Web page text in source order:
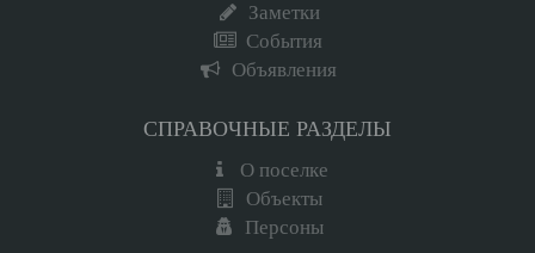
Заметки
События
Объявления
СПРАВОЧНЫЕ РАЗДЕЛЫ
О поселке
Объекты
Персоны